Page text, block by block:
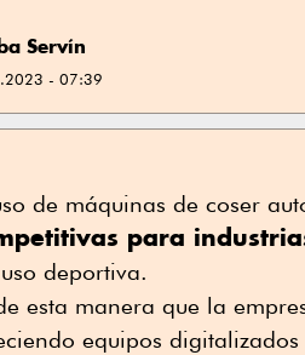
Servín
- 07:39
de máquinas de coser
para
deportiva.
esta manera que la
equipos